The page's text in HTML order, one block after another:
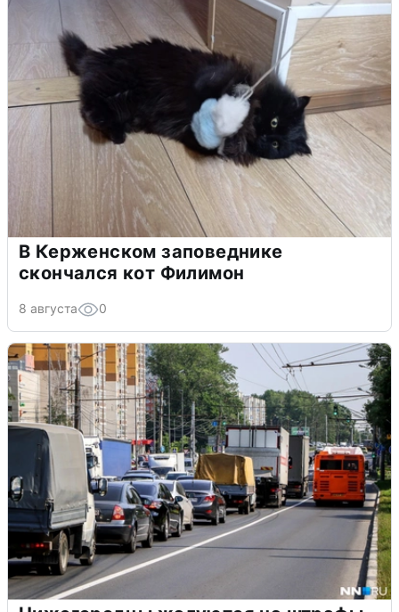
В Керженском заповеднике
скончался кот Филимон
8 августа 0